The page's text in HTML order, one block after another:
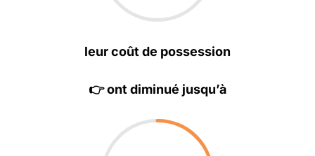
leur coût de possession
👉 ont diminué jusqu’à